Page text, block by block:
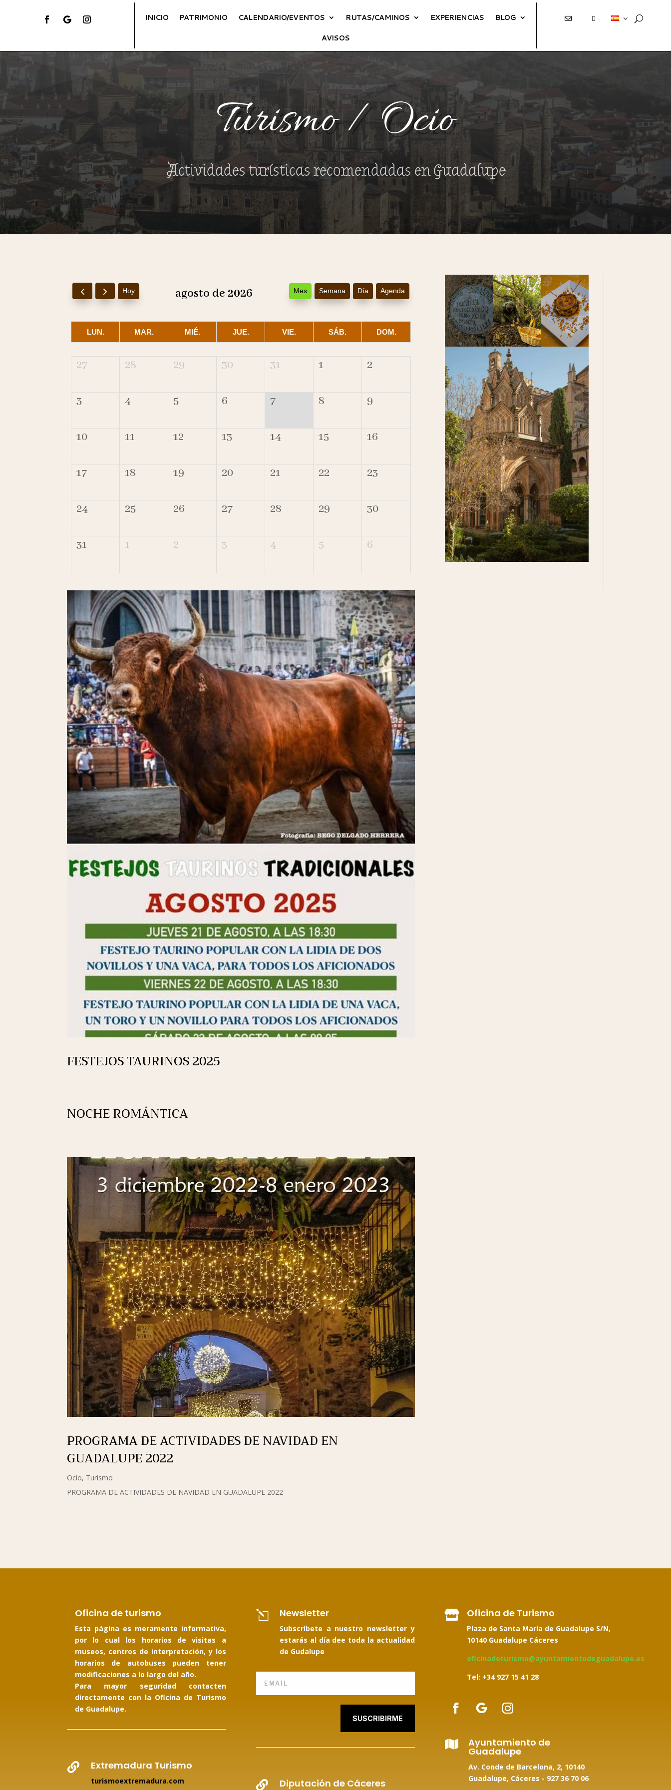
INICIO PATRIMONIO CALENDARIO/EVENTOS RUTAS/CAMINOS EXPERIENCIAS BLOG
AVISOS
E
Turismo / Ocio
Actividades turísticas recomendadas en Guadalupe
Hoy agosto de 2026 Mes Semana Día Agenda
LUN. MAR. MIÉ. JUE. VIE. SÁB. DOM.
27 28 29 30 31 1 2
3 4 5 6 7 8 9
10 11 12 13 14 15 16
17 18 19 20 21 22 23
24 25 26 27 28 29 30
31 1 2 3 4 5 6
FESTEJOS TAURINOS 2025
NOCHE ROMÁNTICA
PROGRAMA DE ACTIVIDADES DE NAVIDAD EN
GUADALUPE 2022
Ocio, Turismo
PROGRAMA DE ACTIVIDADES DE NAVIDAD EN GUADALUPE 2022
Oficina de turismo
Esta página es meramente informativa,
por lo cual los horarios de visitas a
museos, centros de interpretación, y los
horarios de autobuses pueden tener
modificaciones a lo largo del año.
Para mayor seguridad contacten
directamente con la Oficina de Turismo
de Guadalupe.
 Extremadura Turismo
turismoextremadura.com
l Newsletter
Subscríbete a nuestro newsletter y
estarás al día dee toda la actualidad
de Gudalupe
SUSCRIBIRME
 Diputación de Cáceres
 Oficina de Turismo
Plaza de Santa María de Guadalupe S/N,
10140 Guadalupe Cáceres
oficinadeturismo@ayuntamientodeguadalupe.es
Tel: +34 927 15 41 28
 Ayuntamiento de
Guadalupe
Av. Conde de Barcelona, 2, 10140
Guadalupe, Cáceres - 927 36 70 06